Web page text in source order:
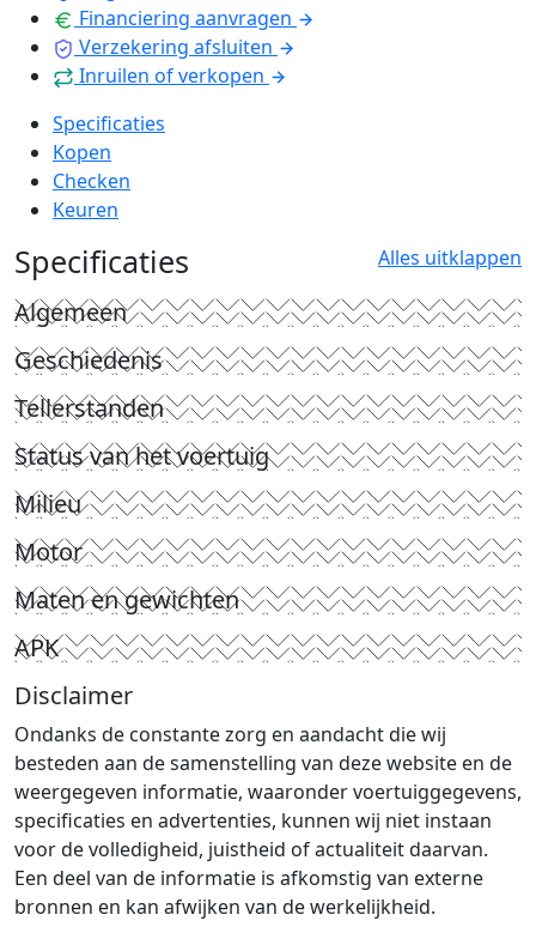
Financiering aanvragen
Verzekering afsluiten
Inruilen of verkopen
Specificaties
Kopen
Checken
Keuren
Specificaties Alles uitklappen
Algemeen
Geschiedenis
Tellerstanden
Status van het voertuig
Milieu
Motor
Maten en gewichten
APK
Disclaimer
Ondanks de constante zorg en aandacht die wij
besteden aan de samenstelling van deze website en de
weergegeven informatie, waaronder voertuiggegevens,
specificaties en advertenties, kunnen wij niet instaan
voor de volledigheid, juistheid of actualiteit daarvan.
Een deel van de informatie is afkomstig van externe
bronnen en kan afwijken van de werkelijkheid.